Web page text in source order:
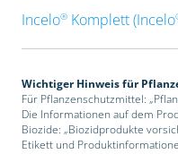
Incelo®Komplett (Incelo
Wichtiger Hinweis für
Für Pflanzenschutzmittel:
Die Informationen auf dem
Biozide: „Biozidprodukte
Etikett und